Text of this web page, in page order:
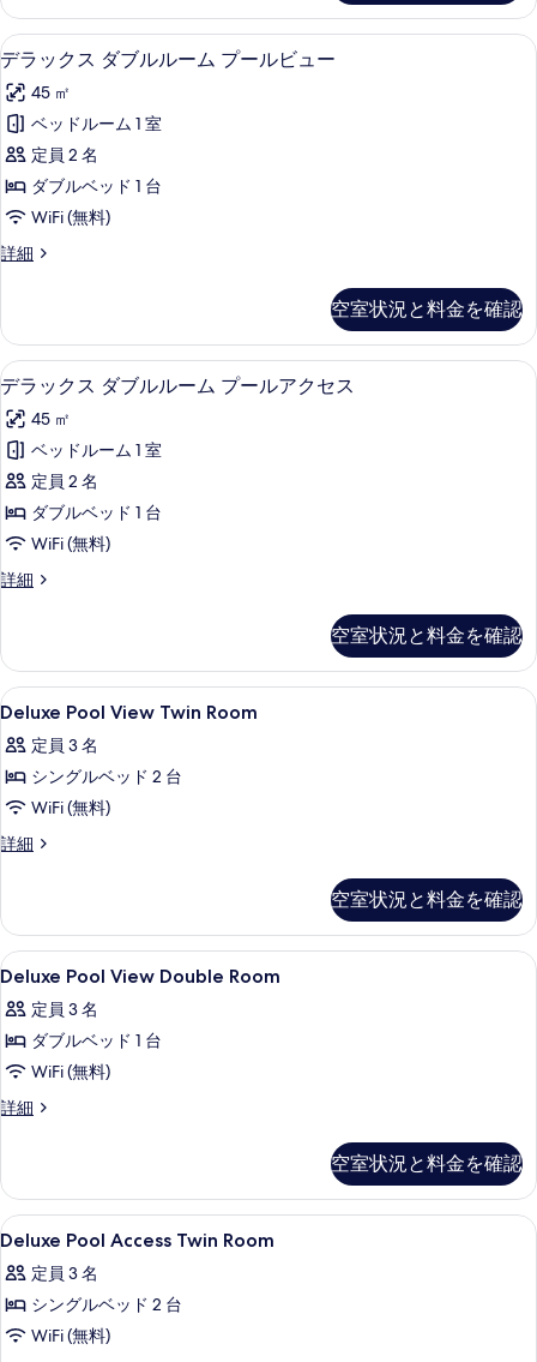
真
を
表
示
す
る
の
詳
細
デ
ラ
ッ
ク
ス
ダ
ル
ー
ム
プ
ー
ル
ビ
ュ
ー
の
て
の
写
真
を
示
る
デラックス ダブルルーム プールビ
9
デラックス ダブルルーム プールビュー
45 ㎡
ベッドルーム 1 室
定員 2 名
ダブルベッド 1 台
WiFi (無料)
詳細
デ
ス
ダ
ブ
ル
ー
ム
プ
ー
ル
ビ
ュ
細
空室状況と料金を確認
デ
ラ
ッ
ク
ス
ダ
ル
ー
ム
プ
ー
ル
ア
ク
の
す
べ
て
の
真
表
示
す
る
デラックス ダブルルーム プールア
8
デラックス ダブルルーム プールアクセス
45 ㎡
ベッドルーム 1 室
定員 2 名
ダブルベッド 1 台
WiFi (無料)
詳細
デ
ス
ダ
ブ
ル
ー
プ
ー
ル
セ
の
詳
細
空室状況と料金を確認
Deluxe
Pool
View
Twin
Room
の
て
の
写
真
を
表
示
る
ミニバー、セーフティボックス (室内
6
Deluxe Pool View Twin Room
定員 3 名
シングルベッド 2 台
WiFi (無料)
詳細
Deluxe
Room
の
詳
空室状況と料金を確認
Deluxe
Pool
View
Double
Room
の
て
の
写
真
を
表
ミニバー、セーフティボックス (室内
8
Deluxe Pool View Double Room
定員 3 名
ダブルベッド 1 台
WiFi (無料)
詳細
Deluxe
Room
の
詳
空室状況と料金を確認
Deluxe
Pool
Access
Twin
Room
ミニバー、セーフティボックス (室内
7
Deluxe Pool Access Twin Room
定員 3 名
シングルベッド 2 台
WiFi (無料)